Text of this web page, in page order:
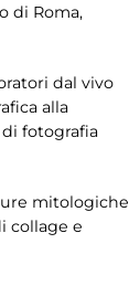
di Roma,
dal vivo
alla
fotografia
mitologiche
collage e